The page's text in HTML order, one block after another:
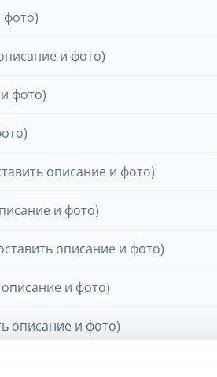
фото)
и фото)
фото)
описание и фото)
и фото)
описание и фото)
и фото)
описание и фото)